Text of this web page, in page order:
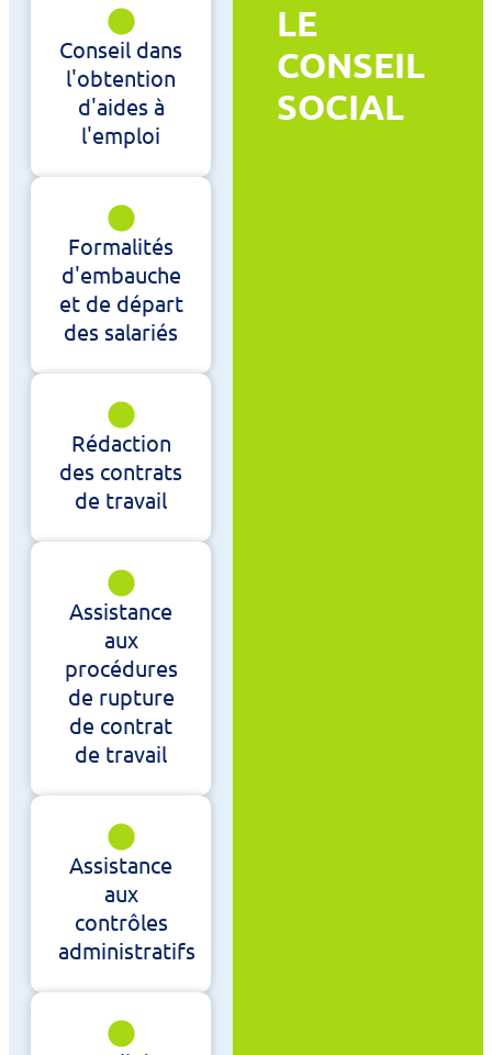
LE
CONSEIL
SOCIAL
Conseil dans
l'obtention
d'aides à
l'emploi
Formalités
d'embauche
et de départ
des salariés
Rédaction
des contrats
de travail
Assistance
aux
procédures
de rupture
de contrat
de travail
Assistance
aux
contrôles
administratifs